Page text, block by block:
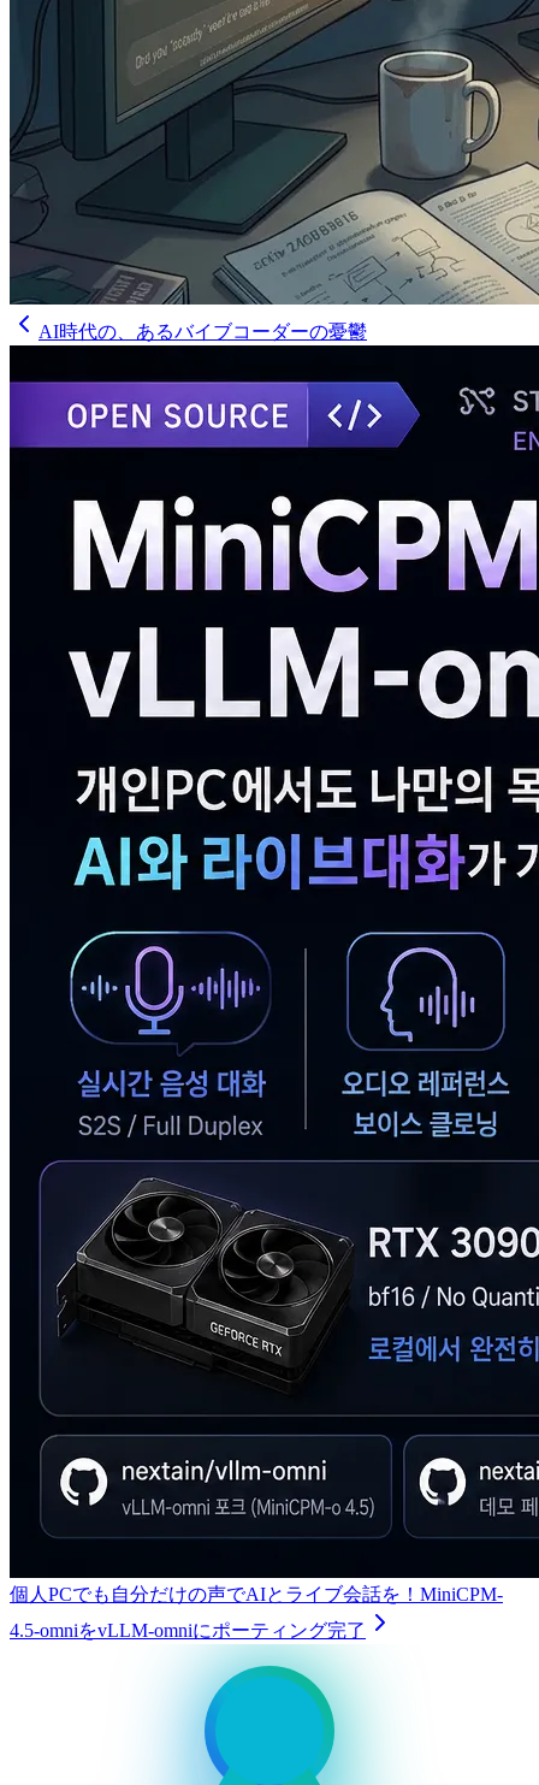
AI時代の、あるバイブコーダーの憂鬱
個人PCでも自分だけの声でAIとライブ会話を！MiniCPM-
4.5-omniをvLLM-omniにポーティング完了